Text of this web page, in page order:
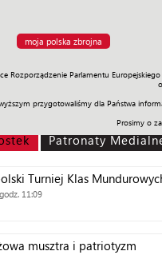
moja polska zbrojna
Rozporządzenie Parlamentu
przygotowaliśmy dla Państwa
Prosimy o
Misje Polityka Prawo
Patronaty
Turniej Klas
11:09
musztra i patriotyzm